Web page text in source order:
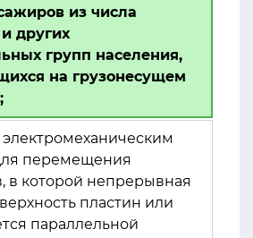
из числа
других
групп населения,
на грузонесущем
электромеханическим
перемещения
в которой непрерывная
пластин или
параллельной